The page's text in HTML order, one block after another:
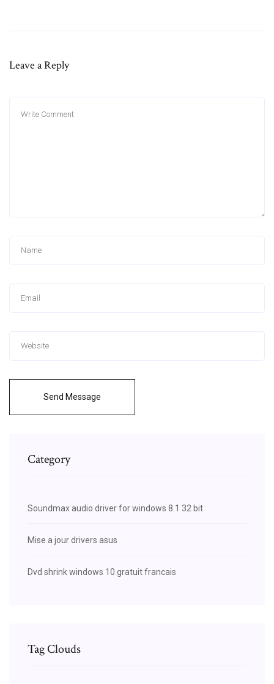
Leave a Reply
Send Message
Category
Soundmax audio driver for windows 8.1 32 bit
Mise a jour drivers asus
Dvd shrink windows 10 gratuit francais
Tag Clouds